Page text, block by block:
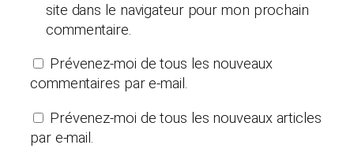
site dans le navigateur pour mon prochain
commentaire.
Prévenez-moi de tous les nouveaux
commentaires par e-mail.
Prévenez-moi de tous les nouveaux articles
par e-mail.